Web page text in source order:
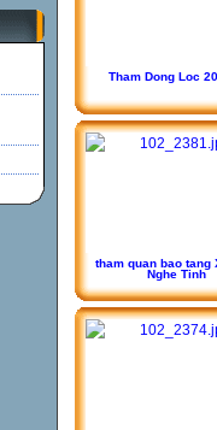
Tham Dong Loc
tham quan bao tang
Nghe Tinh